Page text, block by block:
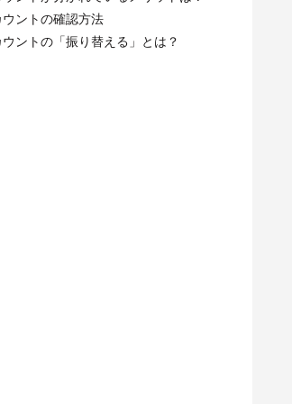
ントの確認方法
ントの「振り替える」とは？